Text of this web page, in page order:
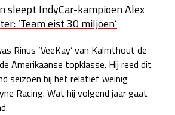
sleept IndyCar-kampioen Alex
‘Team eist 30 miljoen’
Rinus ‘VeeKay’ van Kalmthout de
Amerikaanse topklasse. Hij reed dit
seizoen bij het relatief weinig
Racing. Wat hij volgend jaar gaat